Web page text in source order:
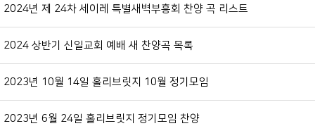
2024년 제 24차 세이레 특별새벽부흥회 찬양 곡 리스트
2024 상반기 신일교회 예배 새 찬양곡 목록
2023년 10월 14일 홀리브릿지 10월 정기모임
2023년 6월 24일 홀리브릿지 정기모임 찬양